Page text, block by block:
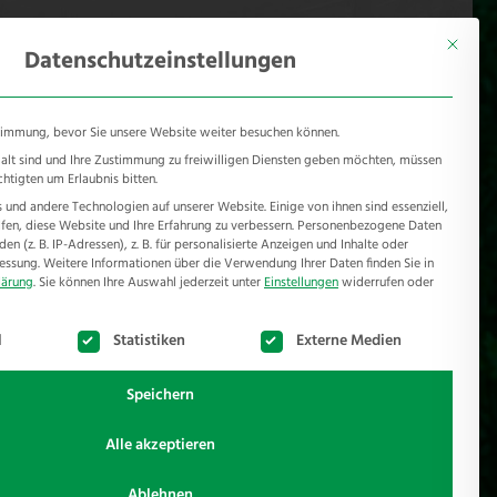
REFERENZEN JOBS NEWSROOM
Mit
Datenschutzeinstellungen
bevor Sie unsere Website weiter besuchen können.
alt sind und Ihre Zustimmung zu freiwilligen Diensten geben möchten, müssen
um Erlaubnis bitten.
andere Technologien auf unserer Website. Einige von ihnen sind essenziell,
diese Website und Ihre Erfahrung zu verbessern. Personenbezogene Daten
(z. B. IP-Adressen), z. B. für personalisierte Anzeigen und Inhalte oder
Weitere Informationen über die Verwendung Ihrer Daten finden Sie in
. Sie können Ihre Auswahl jederzeit unterEinstellungenwiderrufen oder
der Service-Gruppen, für die eine Einwilligung erteilt werden
Statistiken Externe Medien
Speichern
Alle akzeptieren